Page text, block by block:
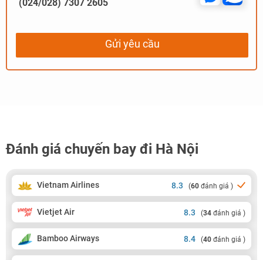
(024/028) 7307 2605
Gửi yêu cầu
Đánh giá chuyến bay đi Hà Nội
Vietnam Airlines 8.3 (60 đánh giá )
Vietjet Air 8.3 (34 đánh giá )
Bamboo Airways 8.4 (40 đánh giá )